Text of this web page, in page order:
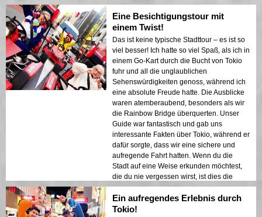
sicher waren. Die Lichter der Stadt, die sich
im Hafen spiegelten, schufen eine
traumhafte Atmosphäre, die einen
bleibenden Eindruck hinterließ. Diese Tour
ist ideal für Erstbesucher, die eine
Mischung aus Abenteuer und Sightseeing
suchen. Der Kontrast zwischen Tokios
modernen Strukturen und historischen
Bereichen wurde in den Nachtlichtern
wunderschön präsentiert. Ich würde diese
Tour jedem wärmstens empfehlen!
Eine Besichtigungstour mit
einem Twist!
Das ist keine typische Stadttour – es ist so
viel besser! Ich hatte so viel Spaß, als ich in
einem Go-Kart durch die Bucht von Tokio
fuhr und all die unglaublichen
Sehenswürdigkeiten genoss, während ich
eine absolute Freude hatte. Die Ausblicke
waren atemberaubend, besonders als wir
die Rainbow Bridge überquerten. Unser
Guide war fantastisch und gab uns
interessante Fakten über Tokio, während er
dafür sorgte, dass wir eine sichere und
aufregende Fahrt hatten. Wenn du die
Stadt auf eine Weise erkunden möchtest,
die du nie vergessen wirst, ist dies die
perfekte Aktivität!
Ein aufregendes Erlebnis durch
Tokio!